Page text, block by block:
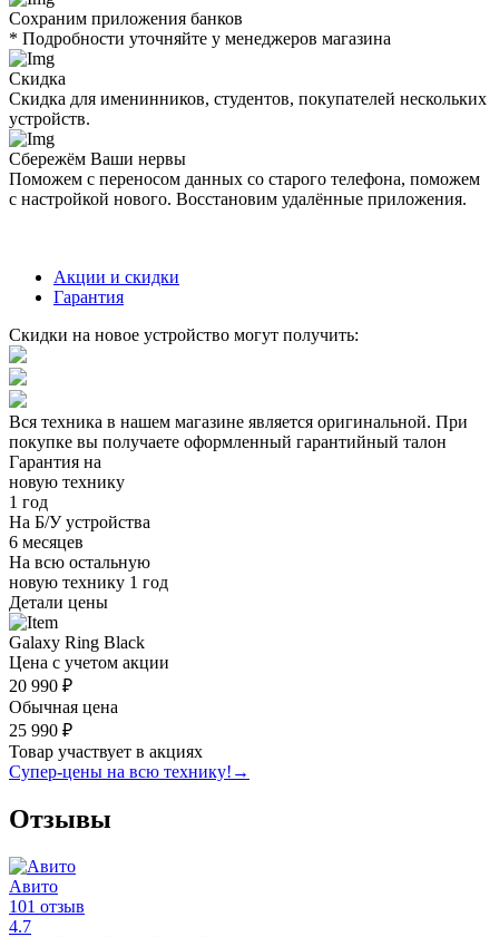
Сохраним приложения банков
* Подробности уточняйте у менеджеров магазина
Скидка
Скидка для именинников, студентов, покупателей нескольких
устройств.
Сбережём Ваши нервы
Поможем с переносом данных со старого телефона, поможем
с настройкой нового. Восстановим удалённые приложения.
Акции и скидки
Гарантия
Скидки на новое устройство могут получить:
Вся техника в нашем магазине является оригинальной. При
покупке вы получаете оформленный гарантийный талон
Гарантия на
новую технику
1 год
На Б/У устройства
6 месяцев
На всю остальную
новую технику 1 год
Детали цены
Galaxy Ring Black
Цена с учетом акции
20 990 ₽
Обычная цена
25 990 ₽
Товар участвует в акциях
Супер-цены на всю технику! →
Отзывы
Авито
101 отзыв
4.7